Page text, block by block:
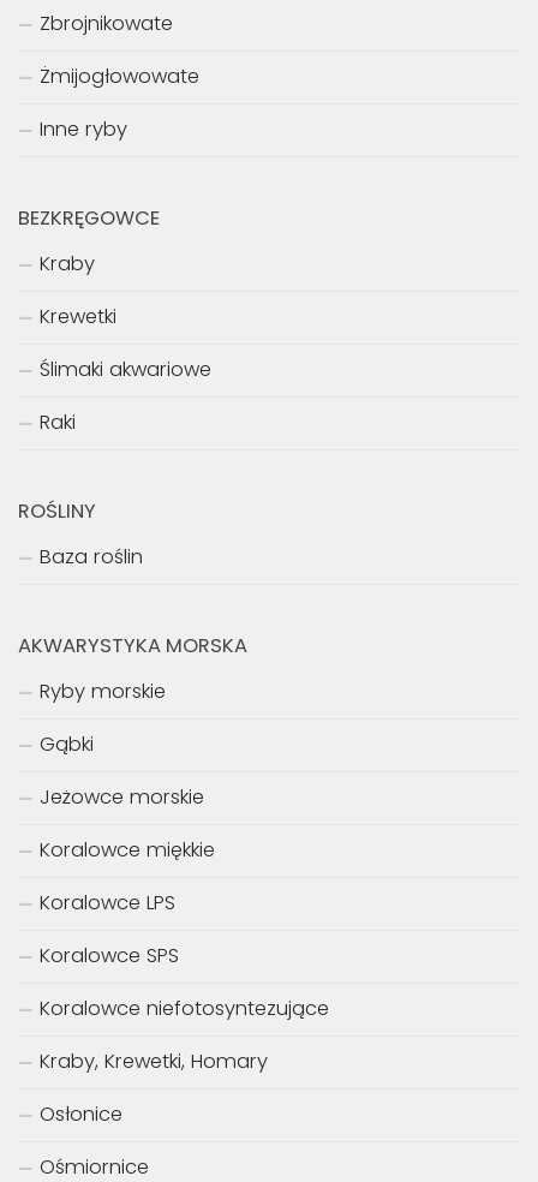
Zbrojnikowate
Żmijogłowowate
Inne ryby
BEZKRĘGOWCE
Kraby
Krewetki
Ślimaki akwariowe
Raki
ROŚLINY
Baza roślin
AKWARYSTYKA MORSKA
Ryby morskie
Gąbki
Jeżowce morskie
Koralowce miękkie
Koralowce LPS
Koralowce SPS
Koralowce niefotosyntezujące
Kraby, Krewetki, Homary
Osłonice
Ośmiornice